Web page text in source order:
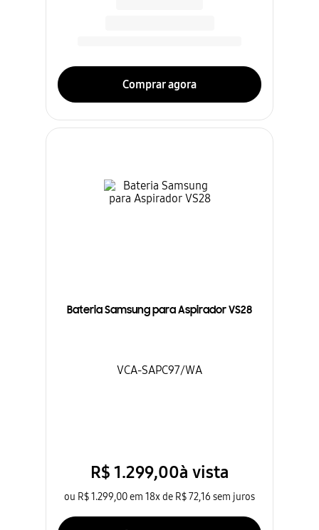
Comprar agora
Bateria Samsung para Aspirador VS28
VCA-SAPC97/WA
R$ 1.299,00à vista
ou R$ 1.299,00em 18x de R$ 72,16 sem juros